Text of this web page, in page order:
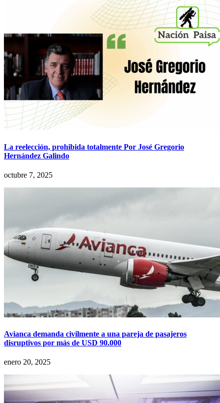
La reelección, prohibida totalmente Por José Gregorio
Hernández Galindo
octubre 7, 2025
Avianca demanda civilmente a una pareja de pasajeros
disruptivos por más de USD 90.000
enero 20, 2025